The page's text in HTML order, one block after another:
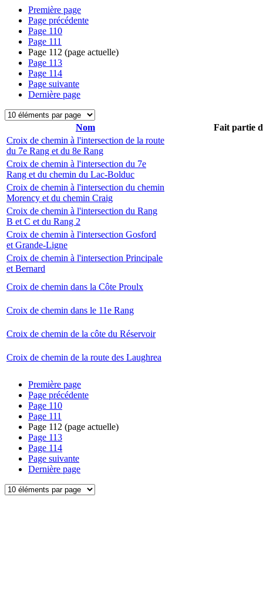
Première page
Page précédente
Page 110
Page 111
Page 112 (page actuelle)
Page 113
Page 114
Page suivante
Dernière page
Nom
Fait partie
Croix de chemin à l'intersection de la route
du 7e Rang et du 8e Rang
Croix de chemin à l'intersection du 7e
Rang et du chemin du Lac-Bolduc
Croix de chemin à l'intersection du chemin
Morency et du chemin Craig
Croix de chemin à l'intersection du Rang
B et C et du Rang 2
Croix de chemin à l'intersection Gosford
et Grande-Ligne
Croix de chemin à l'intersection Principale
et Bernard
Croix de chemin dans la Côte Proulx
Croix de chemin dans le 11e Rang
Croix de chemin de la côte du Réservoir
Croix de chemin de la route des Laughrea
Première page
Page précédente
Page 110
Page 111
Page 112 (page actuelle)
Page 113
Page 114
Page suivante
Dernière page